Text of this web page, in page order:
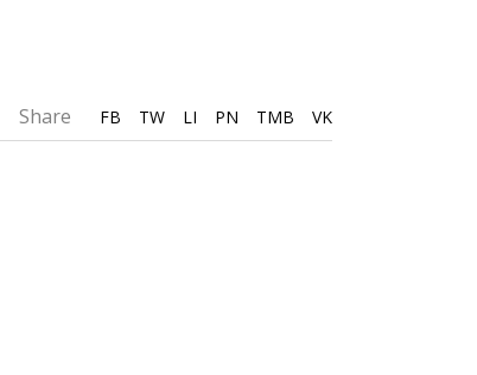
Share FB TW LI PN TMB VK